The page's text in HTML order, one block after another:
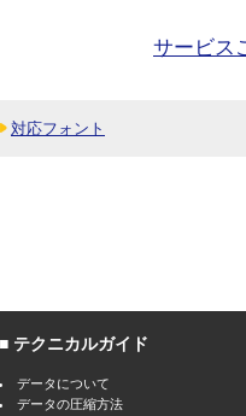
サービス
対応フォント
テクニカルガイド
データについて
データの圧縮方法